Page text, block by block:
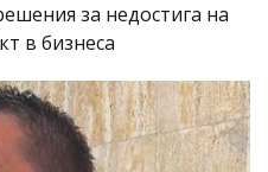
за недостига на
в бизнеса